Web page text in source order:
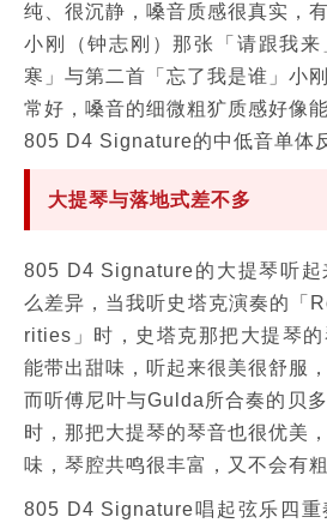
纯、很沉静，嗓音质感很真实，
小刚（钟志刚）那张「请跟我来
寒」与第二首「忘了我是谁」小
常好，嗓音的细微粗犷质感好像
805 D4 Signature的中低音单体
大提琴与落地式差不多
805 D4 Signature的大提琴听起
么差异，当我听史塔克演奏的「
rities」时，史塔克那把大提琴
能带出甜味，听起来很美很舒服
而听傅尼叶与Gulda所合奏的贝
时，那把大提琴的琴音也很优美
味，琴腔共鸣很丰富，又不会有
805 D4 Signature唱起弦乐四重